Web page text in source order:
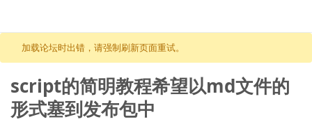
跳至内容
加载论坛时出错，请强制刷新页面重试。
script的简明教程希望以md文件的
形式塞到发布包中